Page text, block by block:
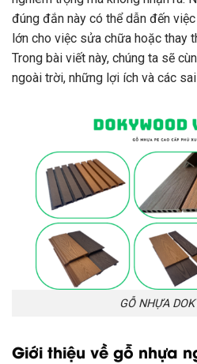
đúng đắn này có thể dẫn đến
lớn cho việc sửa chữa hoặc thay
Trong bài viết này, chúng ta sẽ
ngoài trời, những lợi ích và các
GỖ NHỰA
Giới thiệu về gỗ nhựa